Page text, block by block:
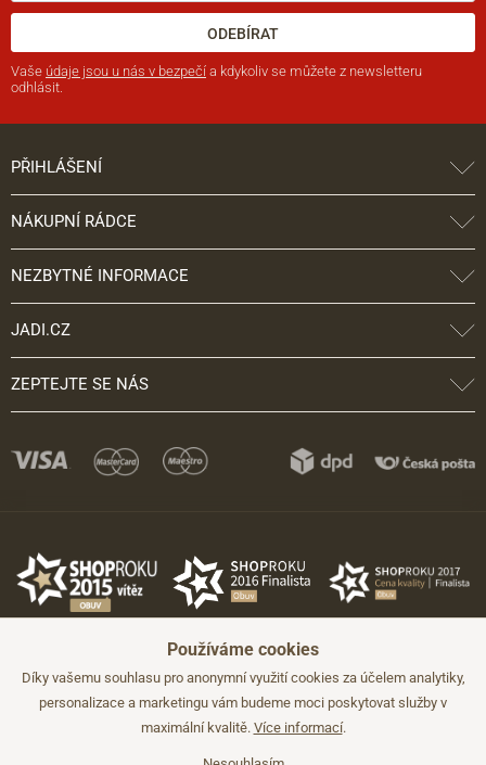
ODEBÍRAT
Vaše údaje jsou u nás v bezpečí a kdykoliv se můžete z newsletteru
odhlásit.
PŘIHLÁŠENÍ
NÁKUPNÍ RÁDCE
NEZBYTNÉ INFORMACE
JADI.CZ
ZEPTEJTE SE NÁS
©2026 JADI.cz. Užití materiálů bez souhlasu není možné.
Používáme cookies
Díky vašemu souhlasu pro anonymní využití cookies za účelem analytiky,
personalizace a marketingu vám budeme moci poskytovat služby v
maximální kvalitě. Více informací.